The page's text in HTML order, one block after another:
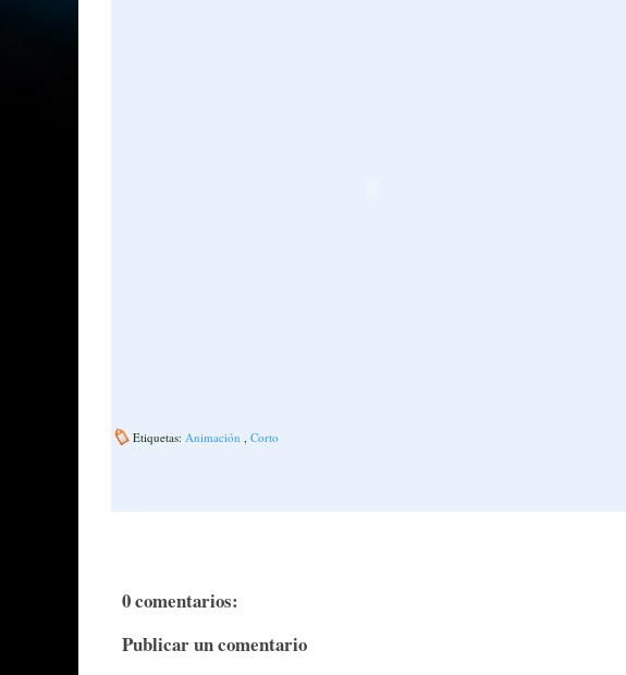
Etiquetas: Animación Corto
0 comentarios:
Publicar un comentario